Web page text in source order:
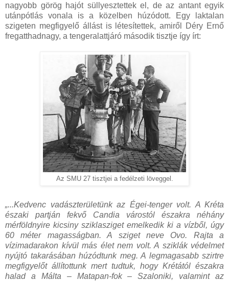
nagyobb görög hajót süllyesztettek el, de az antant egyik
utánpótlás vonala is a közelben húzódott. Egy laktalan
szigeten megfigyelő állást is létesítettek, amiről Déry Ernő
fregatthadnagy, a tengeralattjáró második tisztje így írt:
Az SMU 27 tisztjei a fedélzeti löveggel.
„...Kedvenc vadászterületünk az Égei-tenger volt. A Kréta
északi partján fekvő Candia várostól északra néhány
mérföldnyire kicsiny sziklasziget emelkedik ki a vízből, úgy
60 méter magasságban. A sziget neve Ovo. Rajta a
vízimadarakon kívül más élet nem volt. A sziklák védelmet
nyújtó takarásában húzódtunk meg. A legmagasabb szirtre
megfigyelőt állítottunk mert tudtuk, hogy Krétától északra
halad a Málta – Matapan-fok – Szaloniki, valamint az